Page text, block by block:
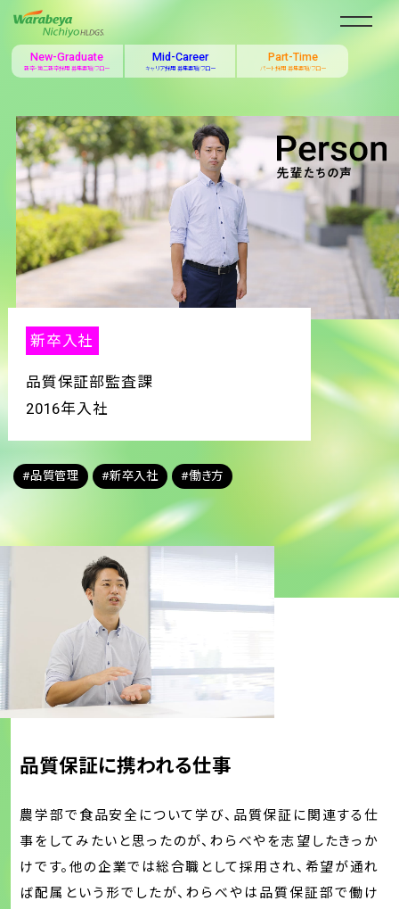
New-Graduate
新卒・第二新卒採用 募集要項/フロー
Mid-Career
キャリア採用 募集要項/フロー
Part-Time
パート採用 募集要項/フロー
新卒入社
品質保証部監査課
2016年入社
#品質管理 #新卒入社 #働き方
品質保証に携われる仕事
農学部で食品安全について学び、品質保証に関連する仕
事をしてみたいと思ったのが、わらべやを志望したきっか
けです。他の企業では総合職として採用され、希望が通れ
ば配属という形でしたが、わらべやは品質保証部で働け